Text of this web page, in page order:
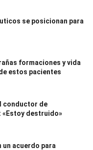
se posicionan para
formaciones y vida
estos pacientes
conductor de
«Estoy destruido»
acuerdo para